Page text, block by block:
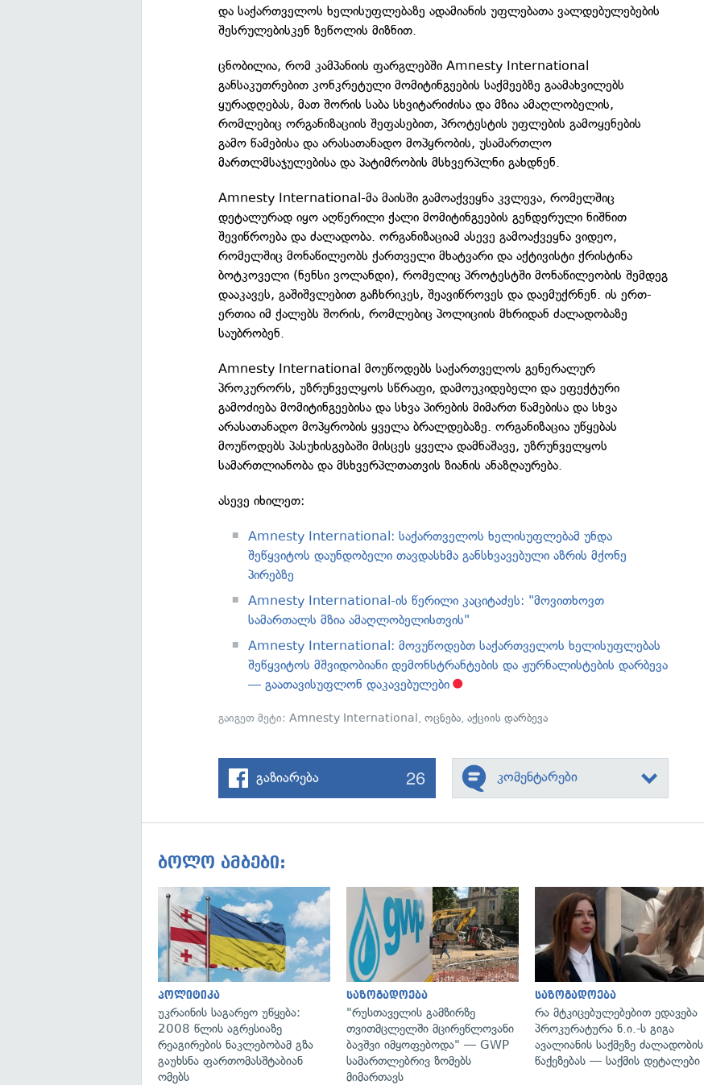
და საქართველოს ხელისუფლებაზე ადამიანის უფლებათა ვალდებულებების
შესრულებისკენ ზეწოლის მიზნით.
ცნობილია, რომ კამპანიის ფარგლებში Amnesty International
განსაკუთრებით კონკრეტული მომიტინგეების საქმეებზე გაამახვილებს
ყურადღებას, მათ შორის საბა სხვიტარიძისა და მზია ამაღლობელის,
რომლებიც ორგანიზაციის შეფასებით, პროტესტის უფლების გამოყენების
გამო წამებისა და არასათანადო მოპყრობის, უსამართლო
მართლმსაჯულებისა და პატიმრობის მსხვერპლნი გახდნენ.
Amnesty International-მა მაისში გამოაქვეყნა კვლევა, რომელშიც
დეტალურად იყო აღწერილი ქალი მომიტინგეების გენდერული ნიშნით
შევიწროება და ძალადობა. ორგანიზაციამ ასევე გამოაქვეყნა ვიდეო,
რომელშიც მონაწილეობს ქართველი მხატვარი და აქტივისტი ქრისტინა
ბოტკოველი (ნენსი ვოლანდი), რომელიც პროტესტში მონაწილეობის შემდეგ
დააკავეს, გაშიშვლებით გაჩხრიკეს, შეავიწროვეს და დაემუქრნენ. ის ერთ-
ერთია იმ ქალებს შორის, რომლებიც პოლიციის მხრიდან ძალადობაზე
საუბრობენ.
Amnesty International მოუწოდებს საქართველოს გენერალურ
პროკურორს, უზრუნველყოს სწრაფი, დამოუკიდებელი და ეფექტური
გამოძიება მომიტინგეებისა და სხვა პირების მიმართ წამებისა და სხვა
არასათანადო მოპყრობის ყველა ბრალდებაზე. ორგანიზაცია უწყებას
მოუწოდებს პასუხისგებაში მისცეს ყველა დამნაშავე, უზრუნველყოს
სამართლიანობა და მსხვერპლთათვის ზიანის ანაზღაურება.
ასევე იხილეთ:
Amnesty International: საქართველოს ხელისუფლებამ უნდა
შეწყვიტოს დაუნდობელი თავდასხმა განსხვავებული აზრის მქონე
პირებზე
Amnesty International-ის წერილი კაციტაძეს: "მოვითხოვთ
სამართალს მზია ამაღლობელისთვის"
Amnesty International: მოვუწოდებთ საქართველოს ხელისუფლებას
შეწყვიტოს მშვიდობიანი დემონსტრანტების და ჟურნალისტების დარბევა
— გაათავისუფლონ დაკავებულები
გაიგეთ მეტი:Amnesty International,ოცნება,აქციის დარბევა
გაზიარება 26 კომენტარები
ბოლო ამბები:
გადახედვა
პოლიტიკა
უკრაინის საგარეო უწყება:
2008 წლის აგრესიაზე
რეაგირების ნაკლებობამ გზა
გაუხსნა ფართომასშტაბიან
ომებს
გადახედვა
საზოგადოება
"რუსთაველის გამზირზე
თვითმცლელში მცირეწლოვანი
ბავშვი იმყოფებოდა" — GWP
სამართლებრივ ზომებს
მიმართავს
საზოგადოება
რა მტკიცებულებებით ედავება
პროკურატურა ნ.ი.-ს გიგა
ავალიანის საქმეზე ძალადობის
წაქეზებას — საქმის დეტალები